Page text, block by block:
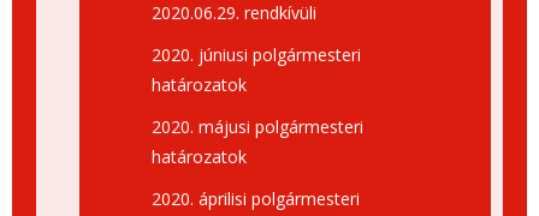
2020.06.29. rendkívüli
2020. júniusi polgármesteri
határozatok
2020. májusi polgármesteri
határozatok
2020. áprilisi polgármesteri